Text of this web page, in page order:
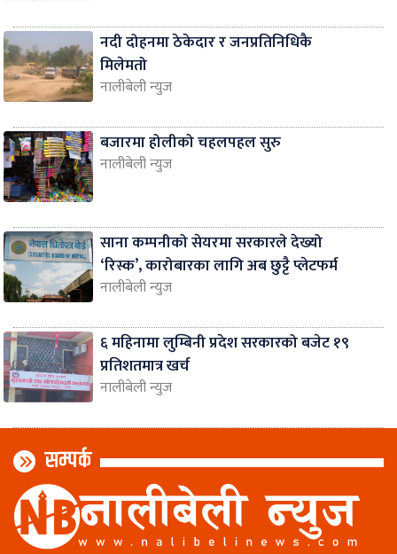
नदी दोहनमा ठेकेदार र जनप्रतिनिधिकै
मिलेमतो
नालीबेली न्युज
बजारमा होलीको चहलपहल सुरु
नालीबेली न्युज
साना कम्पनीको सेयरमा सरकारले देख्यो
‘रिस्क’, कारोबारका लागि अब छुट्टै प्लेटफर्म
नालीबेली न्युज
६ महिनामा लुम्बिनी प्रदेश सरकारको बजेट १९
प्रतिशतमात्र खर्च
नालीबेली न्युज
सम्पर्क